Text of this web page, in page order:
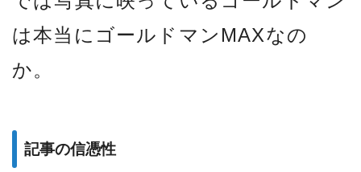
は本当にゴールドマンMAXなの
か。
記事の信憑性